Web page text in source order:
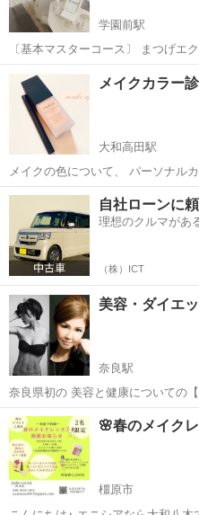
学園前駅
〔基本マスターコース〕 まつげエ
キン装着 ・座学 ・モデルレッスン
￥22000(税込) 教材など持っておら
奈良 奈良市 学園前駅 メ
メイクカラー
大和高田駅
メイクの色について、 パーソナルカラー診断通りの色を使って いるけ
ど、何となくシックリこない。 そんなことを感じている方はいらっし
ゃい ませんか？ パーソナルカラー診断で分かるのは、 肌が綺麗に見
える「洋服の色」です。...
奈良 大和高田市 大和高田
自社ローンに
理想のクルマがあ
（株）ICT
美容・ダイエ
奈良駅
奈良県初の 美容と健康についての【ぶ
健康について 情報がたくさん手に
数々のメイクアーティストを プロ
ボクサー、現在はボディ...
奈良 奈良駅 メイク
🌸春のメイク
橿原市